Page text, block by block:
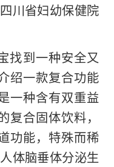
川省妇幼保健院
找到一种安全又
绍一款复合功能
一种含有双重益
复合固体饮料，
功能，特殊而稀
体脑垂体分泌生